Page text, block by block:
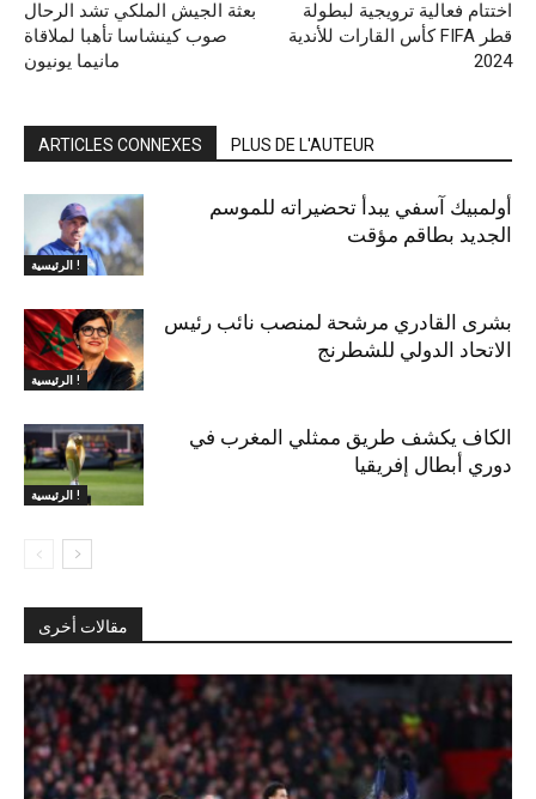
بعثة الجيش الملكي تشد الرحال
صوب كينشاسا تأهبا لملاقاة
مانيما يونيون
اختتام فعالية ترويجية لبطولة
كأس القارات للأندية FIFA قطر
2024
ARTICLES CONNEXES PLUS DE L'AUTEUR
الرئيسية !
أولمبيك آسفي يبدأ تحضيراته للموسم
الجديد بطاقم مؤقت
الرئيسية !
بشرى القادري مرشحة لمنصب نائب رئيس
الاتحاد الدولي للشطرنج
الرئيسية !
الكاف يكشف طريق ممثلي المغرب في
دوري أبطال إفريقيا
مقالات أخرى